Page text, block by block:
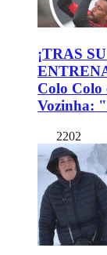
¡TRAS
Colo Colo
Vozinha:
2202